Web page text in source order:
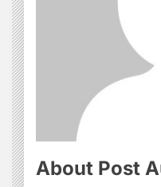
About Post